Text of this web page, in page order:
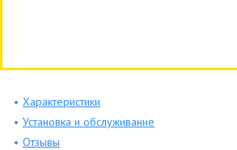
Характеристики
Установка и обслуживание
Отзывы